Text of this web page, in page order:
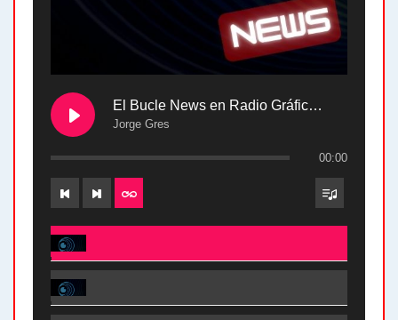
El Bucle News en Radio Gráfica. Bloque 2 . 28.04.24
Jorge Gres
00:00
El Bucle News en Radio Gráfica. Bloque 2 . 28.04.24 - Jorge Gres
El Bucle News en Radio Gráfica. Bloque 1 . 28.04.24 - Jorge Gres